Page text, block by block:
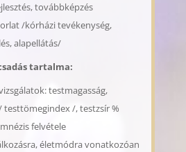
továbbképzés
/kórházi tevékenység,
alapellátás/
tartalma:
testmagasság,
testtömegindex /, testzsír %
felvétele
életmódra vonatkozóan